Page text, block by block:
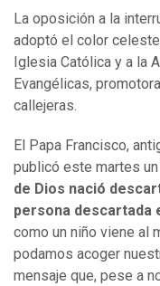
La oposición a la
adoptó el color
Iglesia Católica y a la
Evangélicas,
callejeras.
El Papa Francisco,
publicó este martes
de Dios nació
persona descartada
como un niño viene al
podamos acoger
mensaje que, pese a